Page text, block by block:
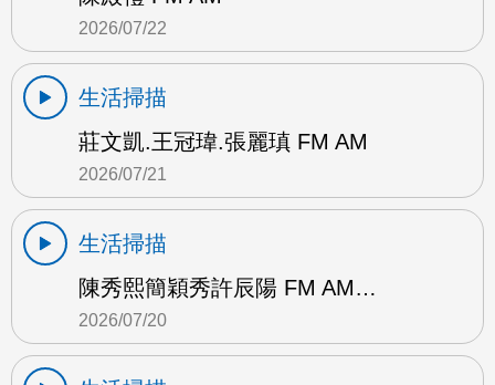
2026/07/22
生活掃描
莊文凱.王冠瑋.張麗瑱 FM AM
2026/07/21
生活掃描
陳秀熙簡穎秀許辰陽 FM AM…
2026/07/20